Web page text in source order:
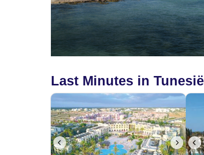
Last Minutes in Tunesië